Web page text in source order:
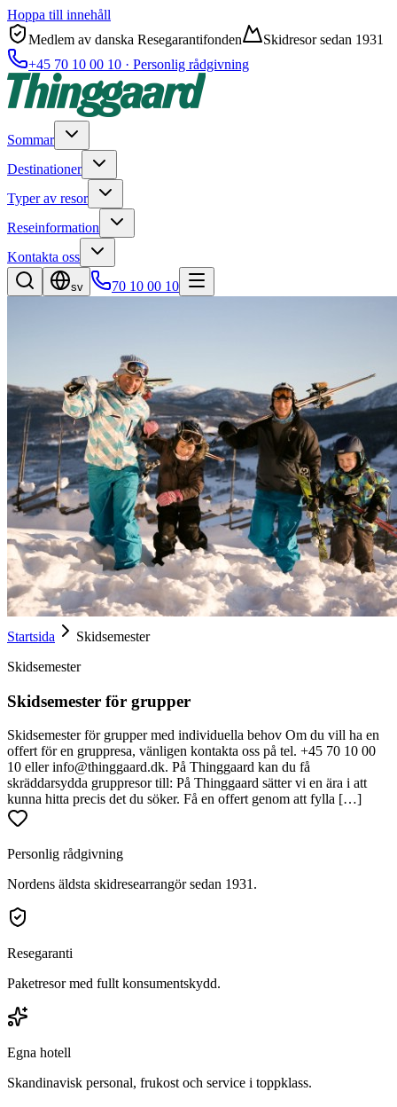
Hoppa till innehåll
Medlem av danska Resegarantifonden
Skidresor sedan 1931
+45 70 10 00 10 · Personlig rådgivning
Sommar
Destinationer
Typer av resor
Reseinformation
Kontakta oss
sv 70 10 00 10
Startsida
Skidsemester
Skidsemester
Skidsemester för grupper
Skidsemester för grupper med individuella behov Om du vill ha en
offert för en gruppresa, vänligen kontakta oss på tel. +45 70 10 00
10 eller info@thinggaard.dk. På Thinggaard kan du få
skräddarsydda gruppresor till: På Thinggaard sätter vi en ära i att
kunna hitta precis det du söker. Få en offert genom att fylla […]
Personlig rådgivning
Nordens äldsta skidresearrangör sedan 1931.
Resegaranti
Paketresor med fullt konsumentskydd.
Egna hotell
Skandinavisk personal, frukost och service i toppklass.